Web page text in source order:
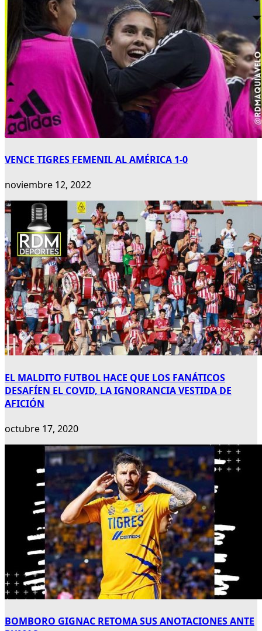
VENCE TIGRES FEMENIL AL AMÉRICA 1-0
noviembre 12, 2022
EL MALDITO FUTBOL HACE QUE LOS FANÁTICOS
DESAFÍEN EL COVID, LA IGNORANCIA VESTIDA DE
AFICIÓN
octubre 17, 2020
BOMBORO GIGNAC RETOMA SUS ANOTACIONES ANTE